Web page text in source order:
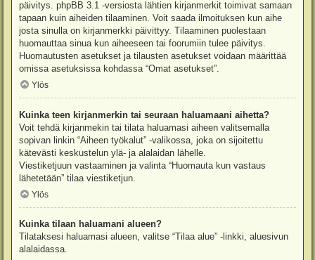
päivitys. phpBB 3.1 -versiosta lähtien kirjanmerkit toimivat samaan
tapaan kuin aiheiden tilaaminen. Voit saada ilmoituksen kun aihe
josta sinulla on kirjanmerkki päivittyy. Tilaaminen puolestaan
huomauttaa sinua kun aiheeseen tai foorumiin tulee päivitys.
Huomautusten asetukset ja tilausten asetukset voidaan määrittää
omissa asetuksissa kohdassa “Omat asetukset”.
Ylös
Kuinka teen kirjanmerkin tai seuraan haluamaani aihetta?
Voit tehdä kirjanmekin tai tilata haluamasi aiheen valitsemalla
sopivan linkin “Aiheen työkalut” -valikossa, joka on sijoitettu
kätevästi keskustelun ylä- ja alalaidan lähelle.
Viestiketjuun vastaaminen ja valinta “Huomauta kun vastaus
lähetetään” tilaa viestiketjun.
Ylös
Kuinka tilaan haluamani alueen?
Tilataksesi haluamasi alueen, valitse “Tilaa alue” -linkki, aluesivun
alalaidassa.